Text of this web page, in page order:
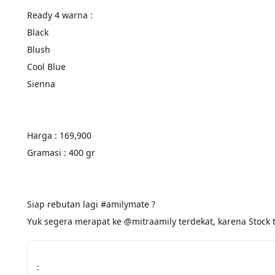
Ready 4 warna :
Black
Blush
Cool Blue
Sienna
Harga : 169,900
Gramasi : 400 gr
Siap rebutan lagi #amilymate ?
Yuk segera merapat ke @mitraamily terdekat, karena Stock
: